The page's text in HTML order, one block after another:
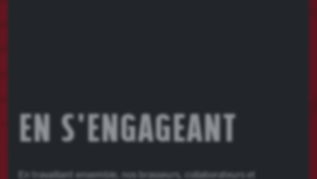
En s'engageant
En travaillant ensemble, nos brasseurs, collaborateurs et